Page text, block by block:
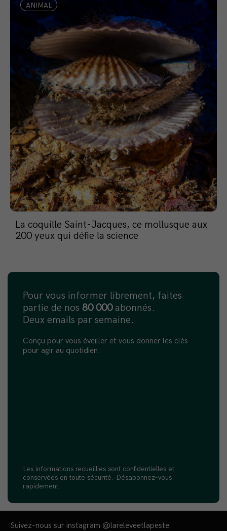
ANIMAL
La coquille Saint-Jacques, ce mollusque aux
200 yeux qui défie la science
Pour vous informer librement, faites
partie de nos 80 000abonnés.
Deux emails par semaine.
Conçu pour vous éveiller et vous donner les clés
pour agir au quotidien.
Les informations recueillies sont confidentielles et
conservées en toute sécurité. Désabonnez-vous
rapidement.
Suivez-nous sur instagram @lareleveetlapeste